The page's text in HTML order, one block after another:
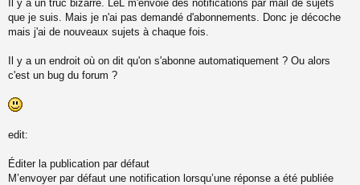
e
s
e
n
n
l
Il y a un truc bizarre. LeL m'envoie des notifications par mail de sujets
que je suis. Mais je n'ai pas demandé d'abonnements. Donc je décoche
mais j'ai de nouveaux sujets à chaque fois.
Il y a un endroit où on dit qu'on s'abonne automatiquement ? Ou alors
c'est un bug du forum ?
edit:
Éditer la publication par défaut
M’envoyer par défaut une notification lorsqu’une réponse a été publiée